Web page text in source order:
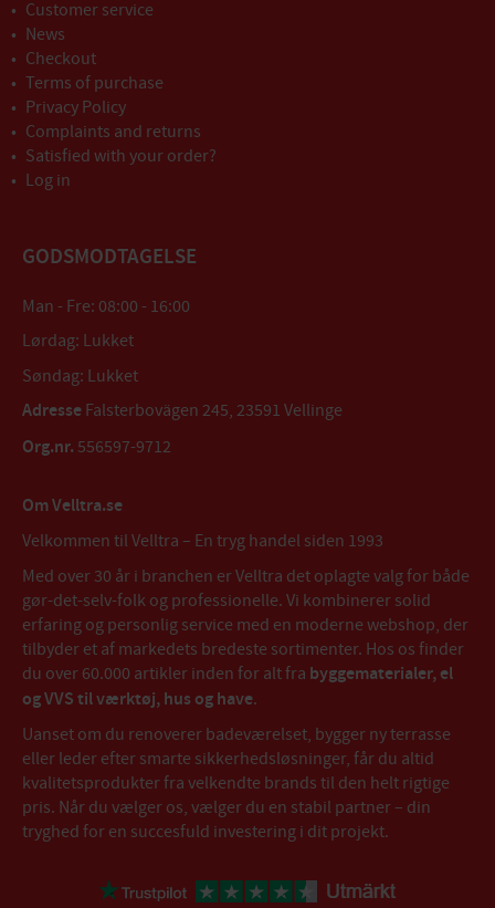
Customer service
News
Checkout
Terms of purchase
Privacy Policy
Complaints and returns
Satisfied with your order?
Log in
GODSMODTAGELSE
Man - Fre: 08:00 - 16:00
Lørdag: Lukket
Søndag: Lukket
Adresse Falsterbovägen 245, 23591 Vellinge
Org.nr. 556597-9712
Om Velltra.se
Velkommen til Velltra – En tryg handel siden 1993
Med over 30 år i branchen er Velltra det oplagte valg for både
gør-det-selv-folk og professionelle. Vi kombinerer solid
erfaring og personlig service med en moderne webshop, der
tilbyder et af markedets bredeste sortimenter. Hos os finder
du over 60.000 artikler inden for alt fra byggematerialer, el
og VVS til værktøj, hus og have.
Uanset om du renoverer badeværelset, bygger ny terrasse
eller leder efter smarte sikkerhedsløsninger, får du altid
kvalitetsprodukter fra velkendte brands til den helt rigtige
pris. Når du vælger os, vælger du en stabil partner – din
tryghed for en succesfuld investering i dit projekt.